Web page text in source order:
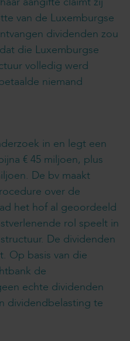
van de Luxemburgse
dividenden zou
die Luxemburgse
volledig werd
niemand
in en legt een
€ 45 miljoen, plus
De bv maakt
over de
het hof al geoordeeld
rol speelt in
De dividenden
Op basis van die
de
echte dividenden
dividendbelasting te